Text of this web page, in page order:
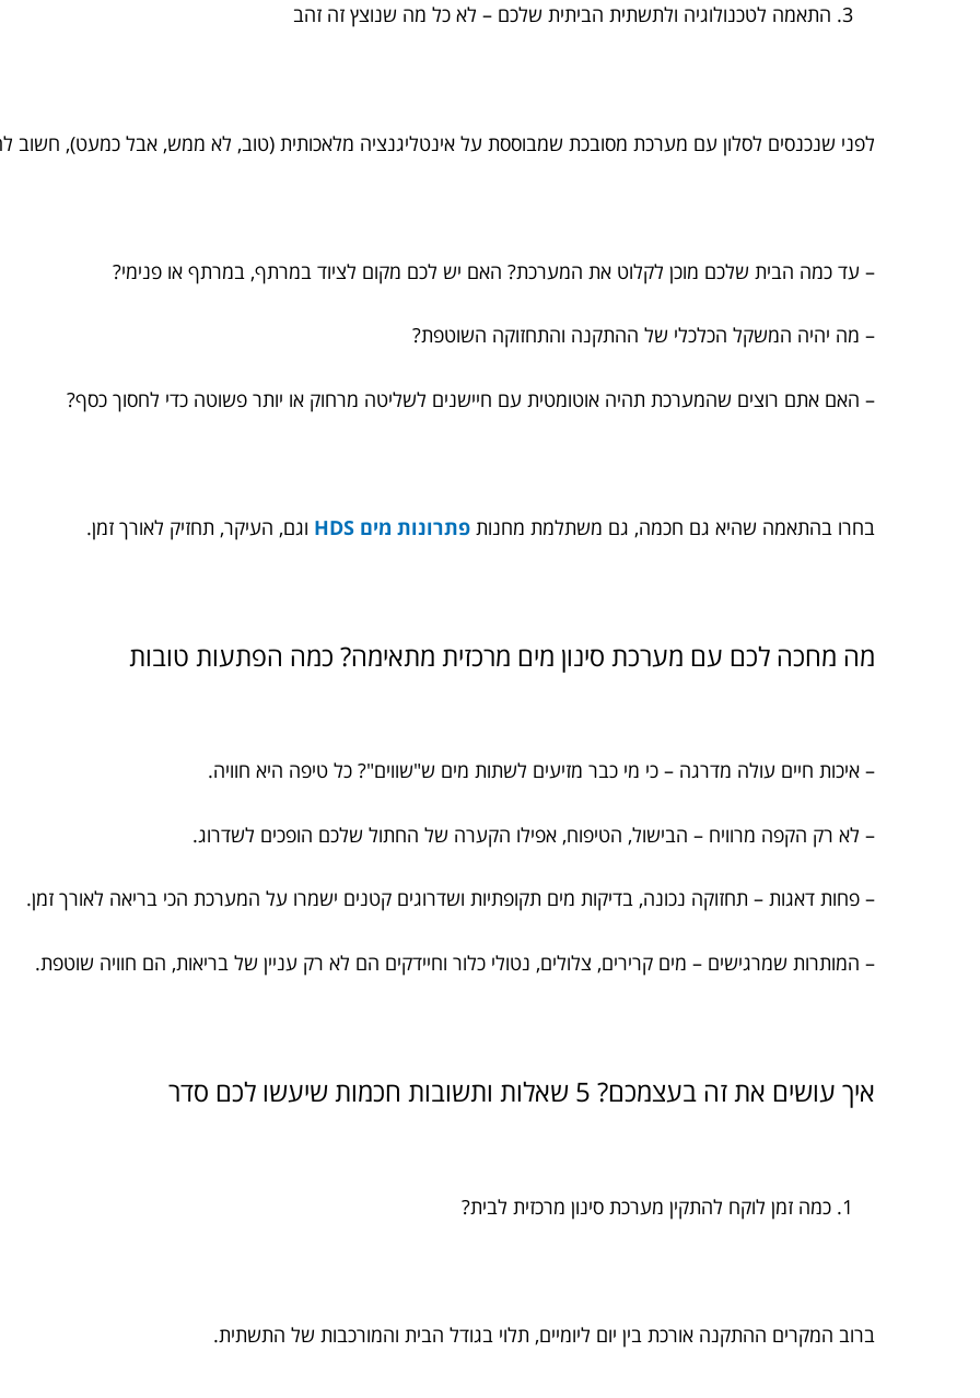
התאמה לטכנולוגיה ולתשתית הביתית שלכם – לא כל מה שנוצץ זה זהב
לפני שנכנסים לסלון עם מערכת מסובכת שמבוססת על אינטליגנציה מלאכותית (טוב, לא ממש, אבל כמעט), חשוב
– עד כמה הבית שלכם מוכן לקלוט את המערכת? האם יש לכם מקום לציוד במרתף, במרתף או פנימי?
– מה יהיה המשקל הכלכלי של ההתקנה והתחזוקה השוטפת?
– האם אתם רוצים שהמערכת תהיה אוטומטית עם חיישנים לשליטה מרחוק או יותר פשוטה כדי לחסוך כסף?
בחרו בהתאמה שהיא גם חכמה, גם משתלמת מחנות פתרונות מים HDS וגם, העיקר, תחזיק לאורך זמן.
מה מחכה לכם עם מערכת סינון מים מרכזית מתאימה? כמה הפתעות טובות
– איכות חיים עולה מדרגה – כי מי כבר מזיעים לשתות מים ש"שווים"? כל טיפה היא חוויה.
– לא רק הקפה מרוויח – הבישול, הטיפוח, אפילו הקערה של החתול שלכם הופכים לשדרוג.
– פחות דאגות – תחזוקה נכונה, בדיקות מים תקופתיות ושדרוגים קטנים ישמרו על המערכת הכי בריאה לאורך זמן.
– המותרות שמרגישים – מים קרירים, צלולים, נטולי כלור וחיידקים הם לא רק עניין של בריאות, הם חוויה שוטפת.
איך עושים את זה בעצמכם? 5 שאלות ותשובות חכמות שיעשו לכם סדר
כמה זמן לוקח להתקין מערכת סינון מרכזית לבית?
ברוב המקרים ההתקנה אורכת בין יום ליומיים, תלוי בגודל הבית והמורכבות של התשתית.